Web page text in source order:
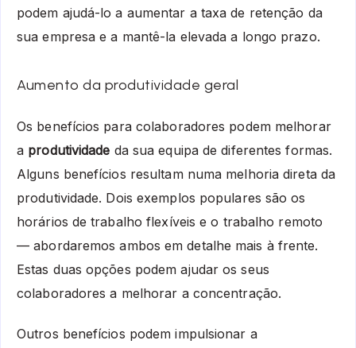
podem ajudá-lo a aumentar a taxa de retenção da
sua empresa e a mantê-la elevada a longo prazo.
Aumento da produtividade geral
Os benefícios para colaboradores podem melhorar
a produtividade da sua equipa de diferentes formas.
Alguns benefícios resultam numa melhoria direta da
produtividade. Dois exemplos populares são os
horários de trabalho flexíveis e o trabalho remoto
— abordaremos ambos em detalhe mais à frente.
Estas duas opções podem ajudar os seus
colaboradores a melhorar a concentração.
Outros benefícios podem impulsionar a